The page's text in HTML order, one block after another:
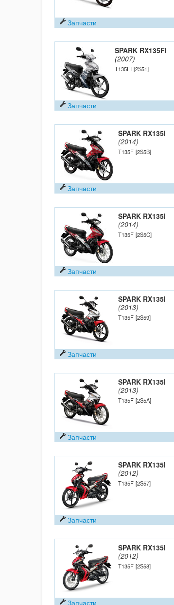
Запчасти
SPARK RX135FI
(2007)
T135FI [2S51]
Запчасти
SPARK RX135I
(2014)
T135F [2S5B]
Запчасти
SPARK RX135I
(2014)
T135F [2S5C]
Запчасти
SPARK RX135I
(2013)
T135F [2S59]
Запчасти
SPARK RX135I
(2013)
T135F [2S5A]
Запчасти
SPARK RX135I
(2012)
T135F [2S57]
Запчасти
SPARK RX135I
(2012)
T135F [2S58]
Запчасти